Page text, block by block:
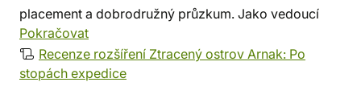
placement a dobrodružný průzkum. Jako vedoucí
expedice budeš objevovat skrytá místa, získávat
cenné zdroje a čelit výzvám, které ti ostrov postaví
do cesty. Každý tah přináší důležitá rozhodnutí -
Pokračovat
Recenze rozšíření Ztracený ostrov Arnak: Po
stopách expedice